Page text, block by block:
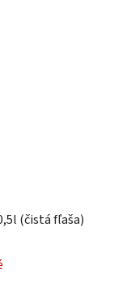
(čistá fľaša)